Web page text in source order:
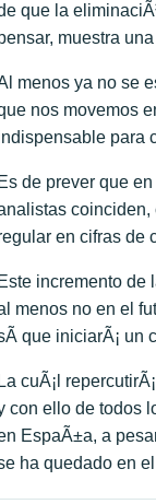
que la
muestra
menos ya no se
nos movemos
para
Es de prever que en
coinciden,
en cifras de
Este incremento de
menos no en el
que iniciarÃ¡ un
La cuÃ¡l
con ello de todos
EspaÃ±a, a
ha quedado en